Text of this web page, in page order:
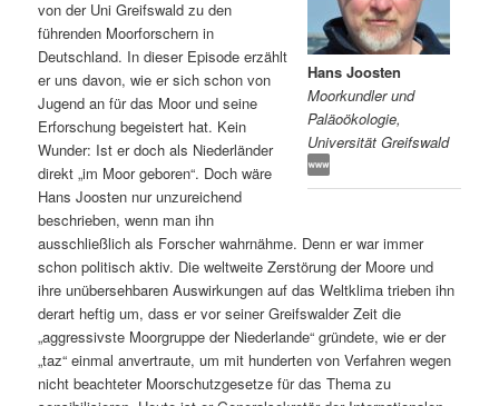
s
p
r
i
n
g
e
l
t
s
p
r
i
n
Hans Joosten
Moorkundler und
Paläoökologie,
Universität Greifswald
von der Uni Greifswald zu den
führenden Moorforschern in
Deutschland. In dieser Episode erzählt
er uns davon, wie er sich schon von
Jugend an für das Moor und seine
Erforschung begeistert hat. Kein
Wunder: Ist er doch als Niederländer
direkt „im Moor geboren“. Doch wäre
Hans Joosten nur unzureichend
beschrieben, wenn man ihn
ausschließlich als Forscher wahrnähme. Denn er war immer
schon politisch aktiv. Die weltweite Zerstörung der Moore und
ihre unübersehbaren Auswirkungen auf das Weltklima trieben ihn
derart heftig um, dass er vor seiner Greifswalder Zeit die
„aggressivste Moorgruppe der Niederlande“ gründete, wie er der
„taz“ einmal anvertraute, um mit hunderten von Verfahren wegen
nicht beachteter Moorschutzgesetze für das Thema zu